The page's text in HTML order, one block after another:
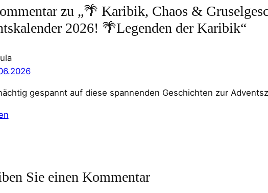
zu „🌴 Karibik, Chaos &
2026! 🌴Legenden der Karibik“
gespannt auf diese spannenden Geschichten zur
Sie einen Kommentar